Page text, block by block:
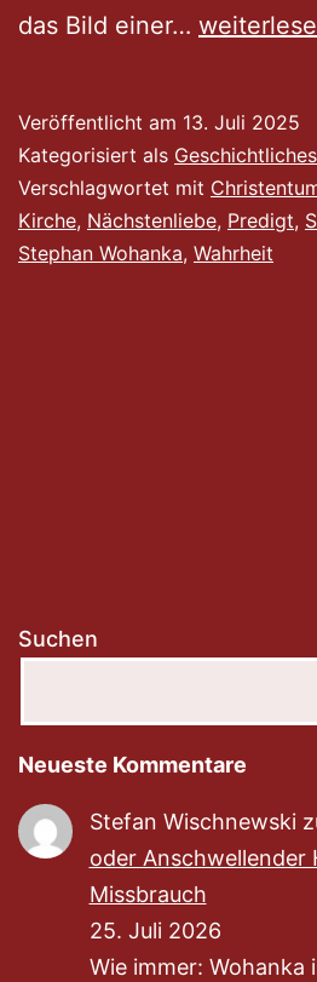
das Bild einer…
christliche
Wahrheit
Veröffentlicht am 13. Juli 2025
Kategorisiert als
Verschlagwortet mit
Kirche, Nächstenliebe, Predigt,
Stephan Wohanka, Wahrheit
Suchen
Neueste Kommentare
Stefan Wischnewski
oder Anschwellender
Missbrauch
25. Juli 2026
Wie immer: Wohanka